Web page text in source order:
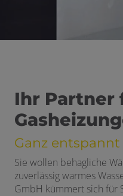
Ihr Partner
Ganz
Sie wollen behagliche
zuverlässig warmes
GmbH kümmert sich für
öffnen und